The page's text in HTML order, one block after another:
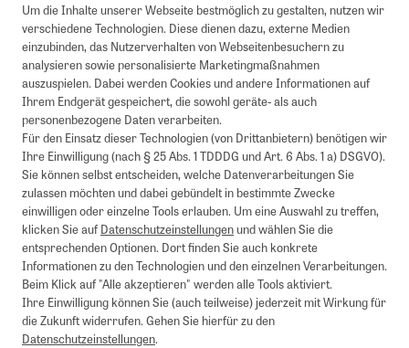
Um die Inhalte unserer Webseite bestmöglich zu gestalten, nutzen wir
verschiedene Technologien. Diese dienen dazu, externe Medien
einzubinden, das Nutzerverhalten von Webseitenbesuchern zu
analysieren sowie personalisierte Marketingmaßnahmen
auszuspielen. Dabei werden Cookies und andere Informationen auf
Ihrem Endgerät gespeichert, die sowohl geräte- als auch
personenbezogene Daten verarbeiten.
Für den Einsatz dieser Technologien (von Drittanbietern) benötigen wir
Ihre Einwilligung (nach § 25 Abs. 1 TDDDG und Art. 6 Abs. 1 a) DSGVO).
Sie können selbst entscheiden, welche Datenverarbeitungen Sie
zulassen möchten und dabei gebündelt in bestimmte Zwecke
einwilligen oder einzelne Tools erlauben. Um eine Auswahl zu treffen,
klicken Sie aufDatenschutzeinstellungenund wählen Sie die
entsprechenden Optionen. Dort finden Sie auch konkrete
Informationen zu den Technologien und den einzelnen Verarbeitungen.
Beim Klick auf "Alle akzeptieren" werden alle Tools aktiviert.
Ihre Einwilligung können Sie (auch teilweise) jederzeit mit Wirkung für
die Zukunft widerrufen. Gehen Sie hierfür zu den
Datenschutzeinstellungen.